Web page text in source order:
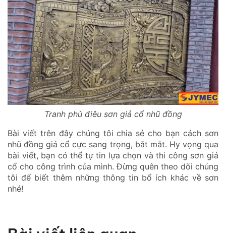
Tranh phù điêu sơn giả cổ nhũ đồng
Bài viết trên đây chúng tôi chia sẻ cho bạn cách sơn
nhũ đồng giả cổ cực sang trọng, bắt mắt. Hy vọng qua
bài viết, bạn có thể tự tin lựa chọn và thi công sơn giả
cổ cho công trình của mình. Đừng quên theo dõi chúng
tôi để biết thêm những thông tin bổ ích khác về sơn
nhé!